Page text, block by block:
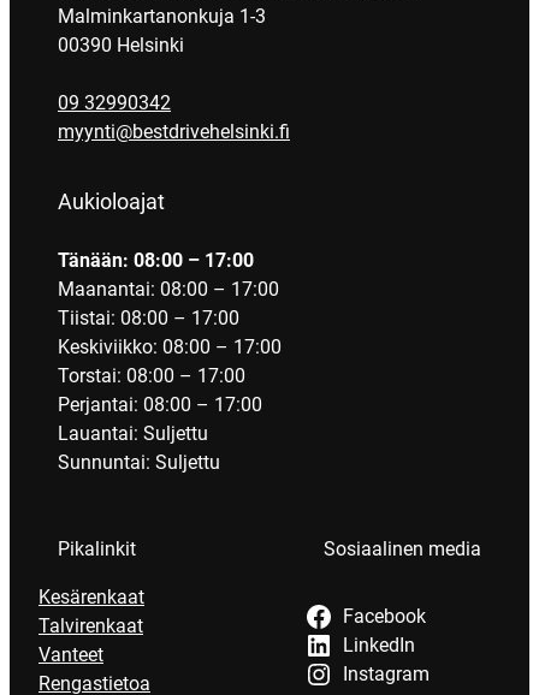
Malminkartanonkuja 1-3
00390 Helsinki
09 32990342
myynti@bestdrivehelsinki.fi
Aukioloajat
Tänään: 08:00 – 17:00
Maanantai: 08:00 – 17:00
Tiistai: 08:00 – 17:00
Keskiviikko: 08:00 – 17:00
Torstai: 08:00 – 17:00
Perjantai: 08:00 – 17:00
Lauantai: Suljettu
Sunnuntai: Suljettu
Pikalinkit
Kesärenkaat
Talvirenkaat
Vanteet
Rengastietoa
Sosiaalinen media
Facebook
LinkedIn
Instagram